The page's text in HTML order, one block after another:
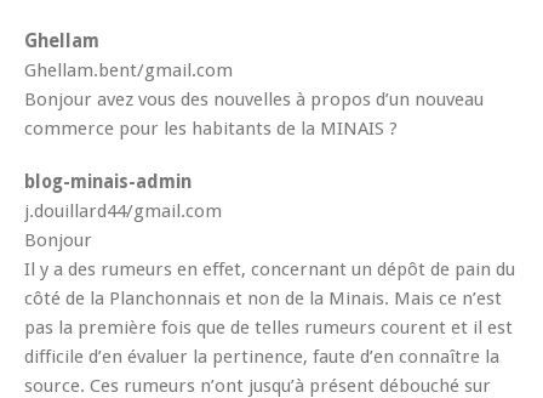
Ghellam
Ghellam.bent/gmail.com
Bonjour avez vous des nouvelles à propos d’un nouveau
commerce pour les habitants de la MINAIS ?
blog-minais-admin
j.douillard44/gmail.com
Bonjour
Il y a des rumeurs en effet, concernant un dépôt de pain du
côté de la Planchonnais et non de la Minais. Mais ce n’est
pas la première fois que de telles rumeurs courent et il est
difficile d’en évaluer la pertinence, faute d’en connaître la
source. Ces rumeurs n’ont jusqu’à présent débouché sur